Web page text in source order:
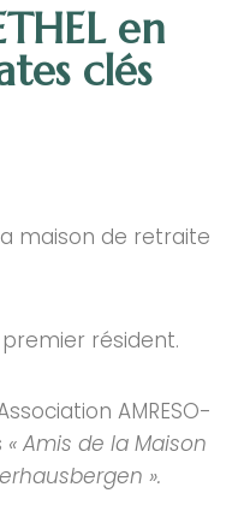
en
clés
maison de retraite
résident.
AMRESO-
« Amis de la Maison
».